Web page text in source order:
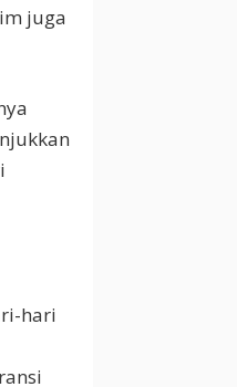
juga
hari